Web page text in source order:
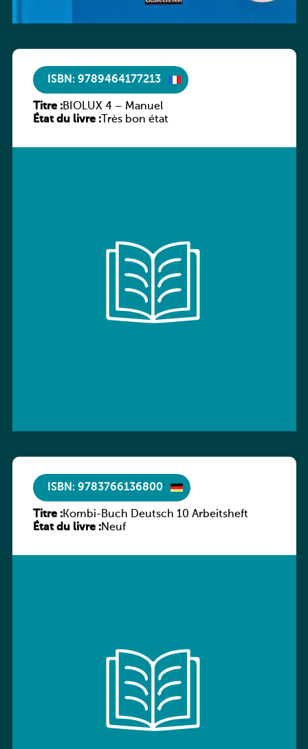
ISBN: 9789464177213
Titre :BIOLUX 4 – Manuel
État du livre :Très bon état
ISBN: 9783766136800
Titre :Kombi-Buch Deutsch 10 Arbeitsheft
État du livre :Neuf